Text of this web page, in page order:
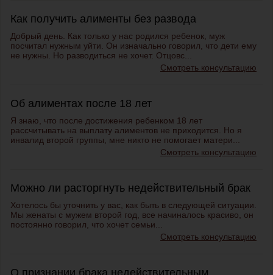
Как получить алименты без развода
Добрый день. Как только у нас родился ребенок, муж
посчитал нужным уйти. Он изначально говорил, что дети ему
не нужны. Но разводиться не хочет. Отцовс...
Смотреть консультацию
Об алиментах после 18 лет
Я знаю, что после достижения ребенком 18 лет
рассчитывать на выплату алиментов не приходится. Но я
инвалид второй группы, мне никто не помогает матери...
Смотреть консультацию
Можно ли расторгнуть недействительный брак
Хотелось бы уточнить у вас, как быть в следующей ситуации.
Мы женаты с мужем второй год, все начиналось красиво, он
постоянно говорил, что хочет семьи...
Смотреть консультацию